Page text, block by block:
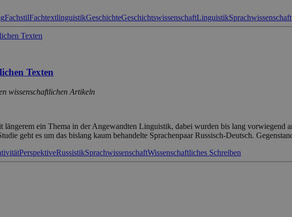
FachstilFachtextlinguistikGeschichteGeschichtswissenschaftLinguistikSprachwissenschaft
Texten
wissenschaftlichen Artikeln
ein Thema in der Angewandten Linguistik, dabei wurden bis lang vorwiegend
geht es um das bislang kaum behandelte Sprachenpaar Russisch-Deutsch.
PerspektiveRussistikSprachwissenschaftWissenschaftliches Schreiben